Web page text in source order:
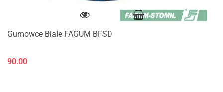
Gumowce Białe FAGUM BFSD
90.00